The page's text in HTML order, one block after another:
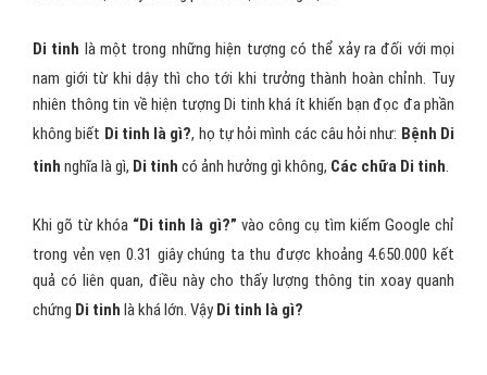
Di tinh là một trong những hiện tượng có thể xảy ra đối với mọi
nam giới từ khi dậy thì cho tới khi trưởng thành hoàn chỉnh. Tuy
nhiên thông tin về hiện tượng Di tinh khá ít khiến bạn đọc đa phần
không biết Di tinh là gì?, họ tự hỏi mình các câu hỏi như: Bệnh Di
tinh nghĩa là gì, Di tinh có ảnh hưởng gì không, Các chữa Di tinh.
Khi gõ từ khóa “Di tinh là gì?” vào công cụ tìm kiếm Google chỉ
trong vẻn vẹn 0.31 giây chúng ta thu được khoảng 4.650.000 kết
quả có liên quan, điều này cho thấy lượng thông tin xoay quanh
chứng Di tinh là khá lớn. VậyDi tinh là gì?